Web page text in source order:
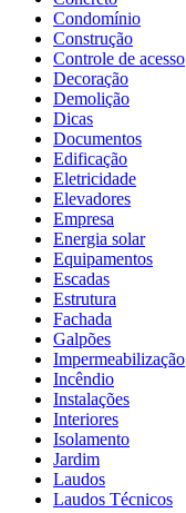
Condomínio
Construção
Controle de acesso
Decoração
Demolição
Dicas
Documentos
Edificação
Eletricidade
Elevadores
Empresa
Energia solar
Equipamentos
Escadas
Estrutura
Fachada
Galpões
Impermeabilização
Incêndio
Instalações
Interiores
Isolamento
Jardim
Laudos
Laudos Técnicos